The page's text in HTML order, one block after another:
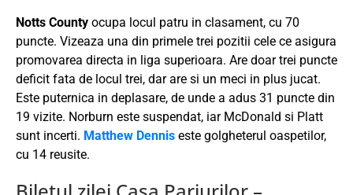
Notts County ocupa locul patru in clasament, cu 70
puncte. Vizeaza una din primele trei pozitii cele ce asigura
promovarea directa in liga superioara. Are doar trei puncte
deficit fata de locul trei, dar are si un meci in plus jucat.
Este puternica in deplasare, de unde a adus 31 puncte din
19 vizite. Norburn este suspendat, iar McDonald si Platt
sunt incerti. Matthew Dennis este golgheterul oaspetilor,
cu 14 reusite.